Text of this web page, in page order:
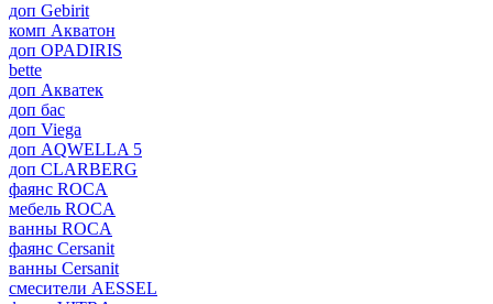
доп Gebirit
комп Акватон
доп OPADIRIS
bette
доп Акватек
доп бас
доп Viega
доп AQWELLA 5
доп CLARBERG
фаянс ROCA
мебель ROCA
ванны ROCA
фаянс Cersanit
ванны Cersanit
смесители AESSEL